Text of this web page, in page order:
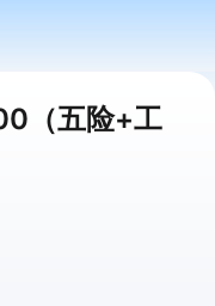
（五险+工